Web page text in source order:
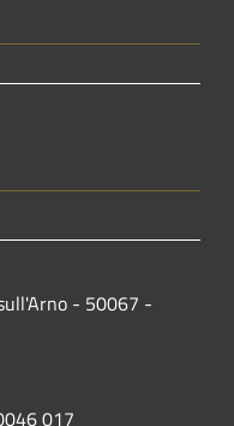
- 50067 -
017